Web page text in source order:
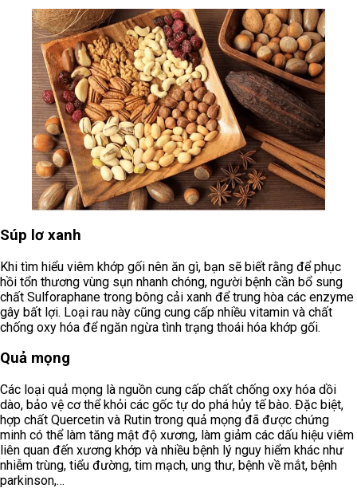
Súp lơ xanh
Khi tìm hiểu viêm khớp gối nên ăn gì, bạn sẽ biết rằng để phục
hồi tổn thương vùng sụn nhanh chóng, người bệnh cần bổ sung
chất Sulforaphane trong bông cải xanh để trung hòa các enzyme
gây bất lợi. Loại rau này cũng cung cấp nhiều vitamin và chất
chống oxy hóa để ngăn ngừa tình trạng thoái hóa khớp gối.
Quả mọng
Các loại quả mọng là nguồn cung cấp chất chống oxy hóa dồi
dào, bảo vệ cơ thể khỏi các gốc tự do phá hủy tế bào. Đặc biệt,
hợp chất Quercetin và Rutin trong quả mọng đã được chứng
minh có thể làm tăng mật độ xương, làm giảm các dấu hiệu viêm
liên quan đến xương khớp và nhiều bệnh lý nguy hiểm khác như
nhiễm trùng, tiểu đường, tim mạch, ung thư, bệnh về mắt, bệnh
parkinson,…